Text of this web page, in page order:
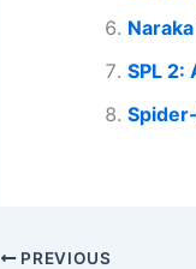
SPL 2:
PREVIOUS